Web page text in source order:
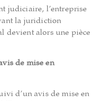
judiciaire, l’entreprise
la juridiction
devient alors une pièce
de mise en
d’un avis de mise en